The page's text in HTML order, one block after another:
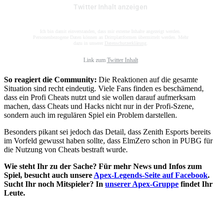
Twitter Inhalt anzeigen
Ich bin damit einverstanden, dass mir externe Inhalte angezeigt werden.
Personenbezogene Daten können an Drittplattformen übermittelt werden. Mehr
Datenschutzerklärung
Link zum Twitter Inhalt
So reagiert die Community: Die Reaktionen auf die gesamte
Situation sind recht eindeutig. Viele Fans finden es beschämend,
dass ein Profi Cheats nutzt und sie wollen darauf aufmerksam
machen, dass Cheats und Hacks nicht nur in der Profi-Szene,
sondern auch im regulären Spiel ein Problem darstellen.
Besonders pikant sei jedoch das Detail, dass Zenith Esports bereits
im Vorfeld gewusst haben sollte, dass ElmZero schon in PUBG für
die Nutzung von Cheats bestraft wurde.
Wie steht Ihr zu der Sache? Für mehr News und Infos zum
Spiel, besucht auch unsere Apex-Legends-Seite auf Facebook.
Sucht Ihr noch Mitspieler? In unserer Apex-Gruppe findet Ihr
Leute.